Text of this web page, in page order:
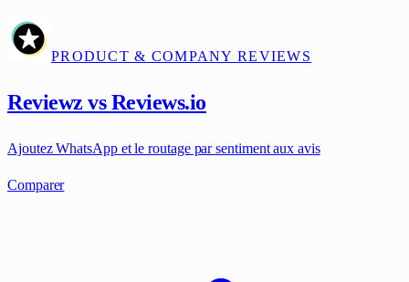
PRODUCT & COMPANY REVIEWS
Reviewz vs Reviews.io
Ajoutez WhatsApp et le routage par sentiment aux avis
Comparer